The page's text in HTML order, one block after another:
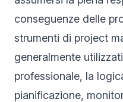
conseguenze delle
strumenti di project
generalmente
professionale, la
pianificazione,